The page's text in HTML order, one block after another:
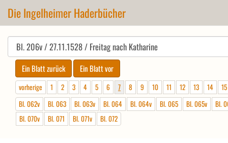
Die Ingelheimer Haderbücher
vorherige 1 2 3 4 5 6 7 8 9 10 11 12 13 14
15
Bl. 062v
Bl. 063 Bl. 063v Bl. 064 Bl. 064v Bl. 065 Bl. 065v
Bl.
Bl. 070v
Bl. 071 Bl. 071v Bl. 072